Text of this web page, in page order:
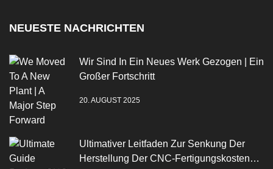
NEUESTE NACHRICHTEN
Wir Sind In Ein Neues Werk Gezogen | Ein
Großer Fortschritt
20. AUGUST 2025
Ultimativer Leitfaden Zur Senkung Der
Herstellung Der CNC-Fertigungskosten